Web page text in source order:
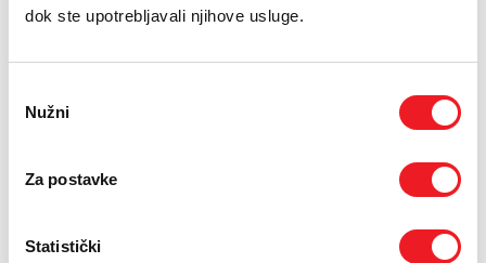
dok ste upotrebljavali njihove usluge.
pristanka
Nužni
Za postavke
Statistički
Prateći standarde i razvoj tehnologije, bh. kompanije iz različitih
klijentima. One koje ponude brže i sigurnije usluge, preuzet će
HT ERONET je prepoznao upravo jednu od njih ‒ ClickPay,
suvremenu uslugu Sberbanke BH. ClickPay klijentu omogućuje,
račune potpuno sigurno i bezbrižno.
procesu digitalne transformacije kompanije. Ovi napori generirali
su niz digitaliziranih usluga za naše krajnje korisnike, a usluga